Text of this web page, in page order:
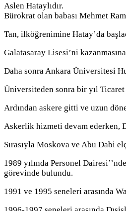
Aslen Hataylıdır.
Bürokrat olan babası Mehmet
Tan, ilköğrenimine Hatay’da
Galatasaray Lisesi’ni
Daha sonra Ankara Üniversitesi
Üniversiteden sonra bir yıl Ticaret
Ardından askere gitti ve uzun
Askerlik hizmeti devam ederken,
Sırasıyla Moskova ve Abu Dabi
1989 yılında Personel
görevinde bulundu.
1991 ve 1995 seneleri arasında